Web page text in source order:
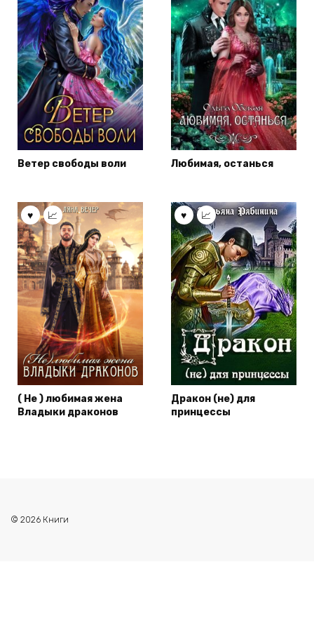
Ветер свободы воли Любимая, останься
( Не ) любимая жена
Владыки драконов
Дракон (не) для
принцессы
© 2026 Книги